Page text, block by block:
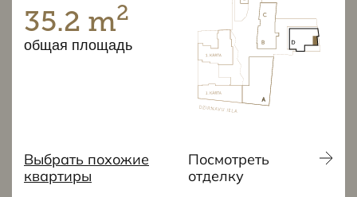
35.2 m2
общая площадь
Выбрать похожие
квартиры
Посмотреть
отделку